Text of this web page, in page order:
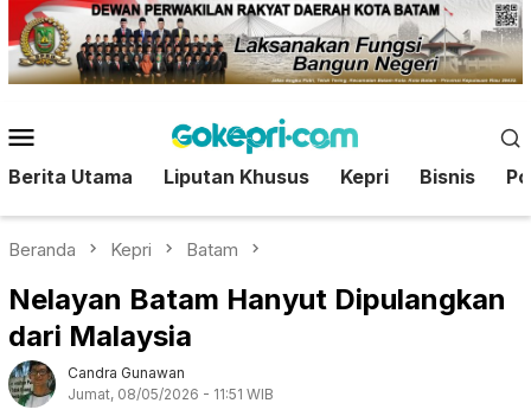
Loncat
ke
konten
Mobile
Berita Utama Liputan Khusus Kepri Bisnis
Beranda Kepri Batam
Nelayan Batam Hanyut Dipulangkan
dari Malaysia
Candra Gunawan
Jumat, 08/05/2026 - 11:51 WIB